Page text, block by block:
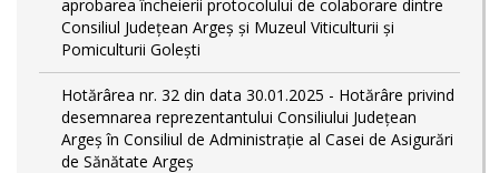
aprobarea încheierii protocolului de colaborare dintre
Consiliul Județean Argeș și Muzeul Viticulturii și
Pomiculturii Golești
Hotărârea nr. 32 din data 30.01.2025 - Hotărâre privind
desemnarea reprezentantului Consiliului Județean
Argeș în Consiliul de Administrație al Casei de Asigurări
de Sănătate Argeș